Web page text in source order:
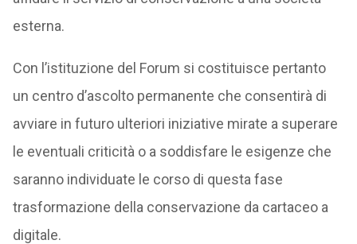
esterna.
Con l’istituzione del Forum si costituisce pertanto
un centro d’ascolto permanente che consentirà di
avviare in futuro ulteriori iniziative mirate a superare
le eventuali criticità o a soddisfare le esigenze che
saranno individuate le corso di questa fase
trasformazione della conservazione da cartaceo a
digitale.